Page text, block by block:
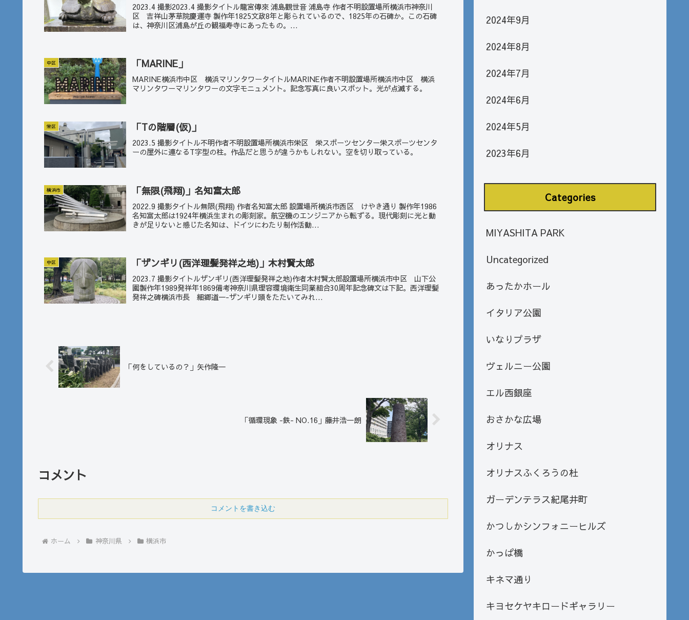
2023.4 撮影2023.4 撮影タイトル龍宮傳來 浦島觀世音 浦島寺 作者不明設置場所横浜市神奈川
区 吉祥山茅草院慶運寺 製作年1825文政8年と彫られているので、1825年の石碑か。この石碑
は、神奈川区浦島が丘の観福寿寺にあったもの。...
中区 「MARINE」
MARINE横浜市中区 横浜マリンタワータイトルMARINE作者不明設置場所横浜市中区 横浜
マリンタワーマリンタワーの文字モニュメント。記念写真に良いスポット。光が点滅する。
栄区 「Tの階層(仮)」
2023.5 撮影タイトル不明作者不明設置場所横浜市栄区 栄スポーツセンター栄スポーツセンタ
ーの屋外に連なるT字型の柱。作品だと思うが違うかもしれない。空を切り取っている。
横浜市 「無限(飛翔)」名知富太郎
2022.9 撮影タイトル無限(飛翔) 作者名知富太郎 設置場所横浜市西区 けやき通り 製作年1986
名知富太郎は1924年横浜生まれの彫刻家。航空機のエンジニアから転ずる。現代彫刻に光と動
きが足りないと感じた名知は、ドイツにわたり制作活動...
中区 「ザンギリ(西洋理髪発祥之地)」木村賢太郎
2023.7 撮影タイトルザンギリ(西洋理髪発祥之地)作者木村賢太郎設置場所横浜市中区 山下公
園製作年1989発祥年1869備考神奈川県理容環境衛生同業組合30周年記念碑文は下記。西洋理髪
発祥之碑横浜市長 細郷道一-ザンギリ頭をたたいてみれ...
「何をしているの？」矢作隆一
「循環現象 -鉄- NO.16」藤井浩一朗
コメント
コメントを書き込む
ホーム 神奈川県 横浜市
2024年9月
2024年8月
2024年7月
2024年6月
2024年5月
2023年6月
Categories
MIYASHITA PARK
Uncategorized
あったかホール
イタリア公園
いなりプラザ
ヴェルニー公園
エル西銀座
おさかな広場
オリナス
オリナスふくろうの杜
ガーデンテラス紀尾井町
かつしかシンフォニーヒルズ
かっぱ橋
キネマ通り
キヨセケヤキロードギャラリー